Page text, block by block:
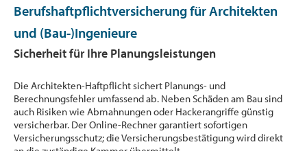
Berufshaftpflichtversicherung für Architekten
und (Bau-)Ingenieure
Sicherheit für Ihre Planungsleistungen
Die Architekten-Haftpflicht sichert Planungs- und
Berechnungsfehler umfassend ab. Neben Schäden am Bau sind
auch Risiken wie Abmahnungen oder Hackerangriffe günstig
versicherbar. Der Online-Rechner garantiert sofortigen
Versicherungsschutz; die Versicherungsbestätigung wird direkt